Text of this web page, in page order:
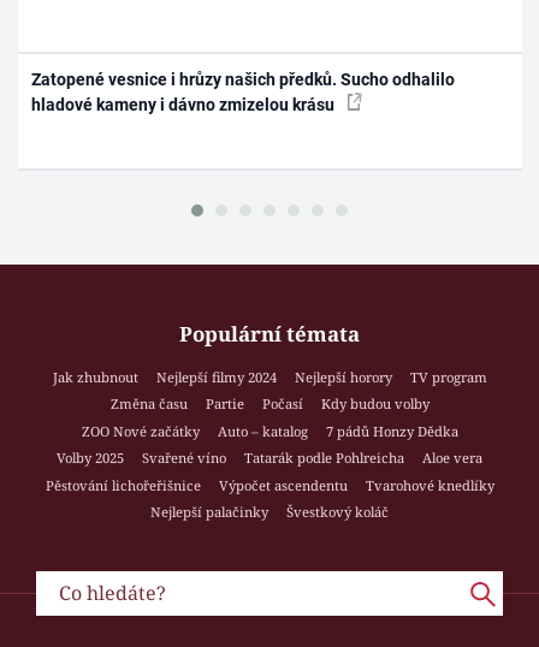
Zatopené vesnice i hrůzy našich předků. Sucho odhalilo
hladové kameny i dávno zmizelou krásu
Populární témata
Jak zhubnout Nejlepší filmy 2024 Nejlepší horory
TV program
Změna času
Partie Počasí
Kdy budou volby
ZOO Nové začátky
Auto – katalog
7 pádů Honzy Dědka
Volby 2025
Svařené víno Tatarák podle Pohlreicha
Aloe vera
Pěstování lichořeřišnice
Výpočet ascendentu
Tvarohové knedlíky
Nejlepší palačinky
Švestkový koláč